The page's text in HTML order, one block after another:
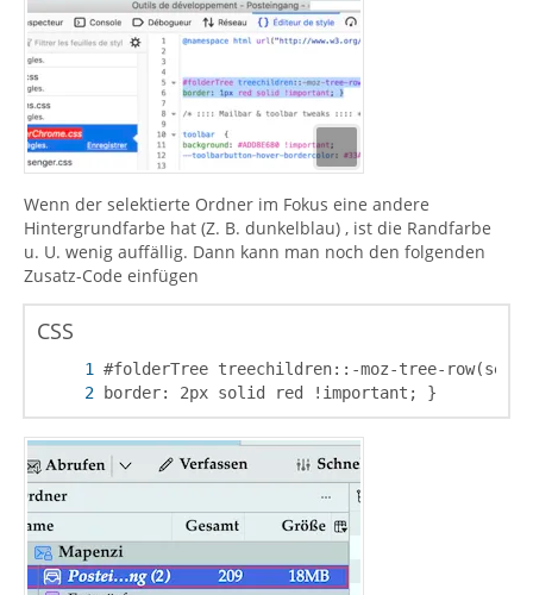
Wenn der selektierte Ordner im Fokus eine andere
Hintergrundfarbe hat (Z. B. dunkelblau) , ist die Randfarbe
u. U. wenig auffällig. Dann kann man noch den folgenden
Zusatz-Code einfügen
CSS
border: 2px solid red !important; }